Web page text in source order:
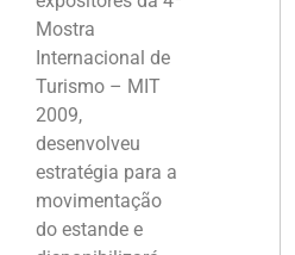
Mostra
Internacional de
Turismo – MIT
2009,
desenvolveu
estratégia para a
movimentação
do estande e